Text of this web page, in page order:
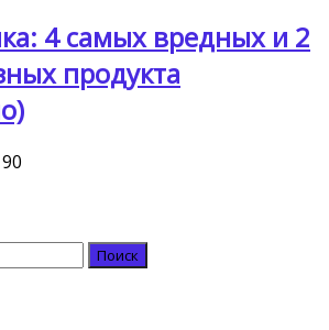
4 самых вредных и 2
продукта